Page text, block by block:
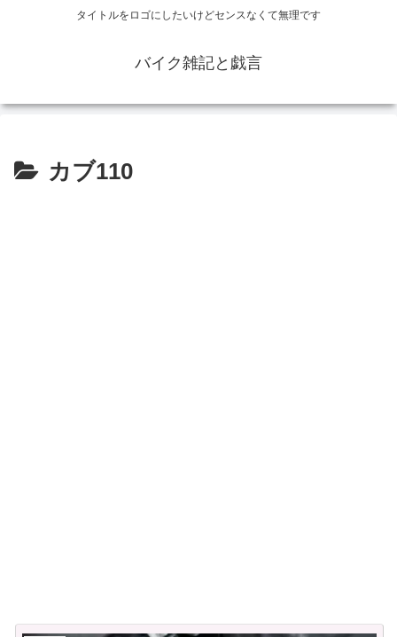
タイトルをロゴにしたいけどセンスなくて無理です
バイク雑記と戯言
カブ110